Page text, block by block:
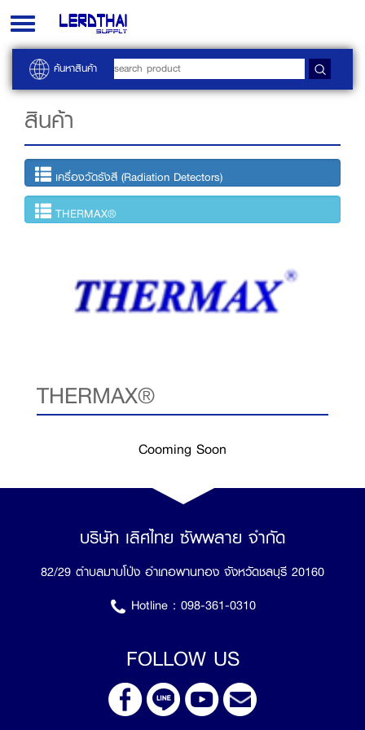
Toggle
navigation
ค้นหาสินค้า
สินค้า
เครื่องวัดรังสี (Radiation Detectors)
THERMAX®
THERMAX®
Cooming Soon
บริษัท เลิศไทย ซัพพลาย จำกัด
82/29 ตำบลมาบโป่ง อำเภอพานทอง จังหวัดชลบุรี 20160
Hotline : 098-361-0310
FOLLOW US